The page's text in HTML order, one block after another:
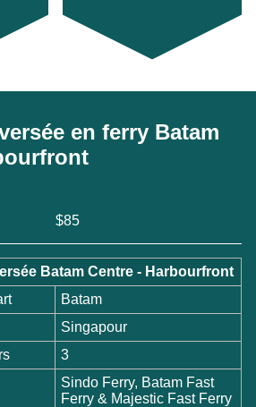
en ferry Batam
$85
Batam Centre - Harbourfront
Batam
Singapour
3
Sindo Ferry, Batam Fast
Ferry & Majestic Fast Ferry